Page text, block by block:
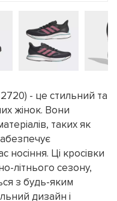
- це стильний та
жінок. Вони
таких як
носіння. Ці кросівки
літнього сезону,
з будь-яким
дизайн і